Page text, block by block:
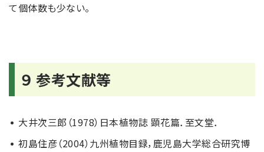
て個体数も少ない。
９ 参考文献等
大井次三郎（1978）日本植物誌 顕花篇．至文堂．
初島住彦（2004）九州植物目録，鹿児島大学総合研究博